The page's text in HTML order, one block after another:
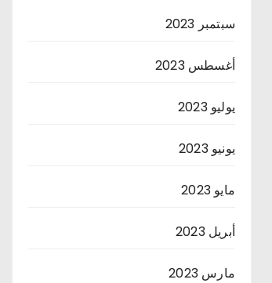
سبتمبر 2023
أغسطس 2023
يوليو 2023
يونيو 2023
مايو 2023
أبريل 2023
مارس 2023